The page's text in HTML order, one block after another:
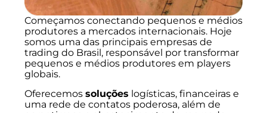
Começamos conectando pequenos e médios
produtores a mercados internacionais. Hoje
somos uma das principais empresas de
trading do Brasil, responsável por transformar
pequenos e médios produtores em players
globais.
Oferecemos soluções logísticas, financeiras e
uma rede de contatos poderosa, além de